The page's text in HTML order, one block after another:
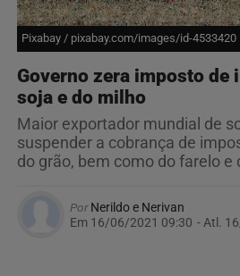
Pixabay / pixabay.com/images/id-4533420
Governo zera imposto de
soja e do milho
Maior exportador mundial de
suspender a cobrança de
do grão, bem como do farelo e
PorNerildo e Nerivan
Em 16/06/2021 09:30 - Atl.